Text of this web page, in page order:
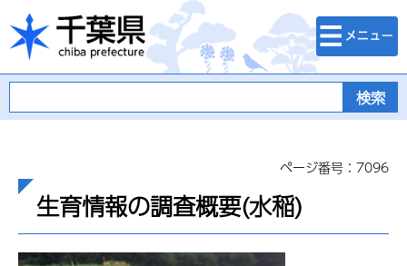
千葉県
検索・メニュ
ー
ページ番号：7096
生育情報の調査概要(水稲)